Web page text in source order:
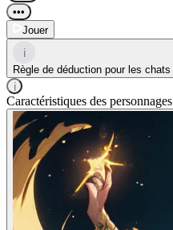
•••
Jouer
i
Règle de déduction pour les chats
i
Caractéristiques des personnages